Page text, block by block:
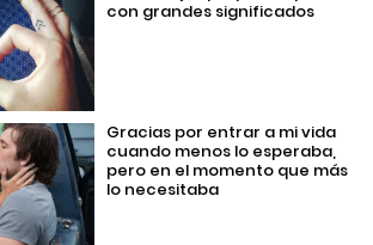
con grandes significados
Gracias por entrar a mi vida
cuando menos lo esperaba,
pero en el momento que más
lo necesitaba